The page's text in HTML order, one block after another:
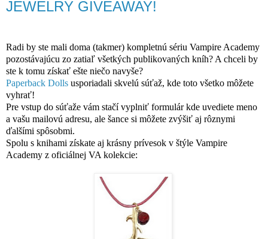
JEWELRY GIVEAWAY!
Radi by ste mali doma (takmer) kompletnú sériu Vampire Academy
pozostávajúcu zo zatiaľ všetkých publikovaných kníh? A chceli by
ste k tomu získať ešte niečo navyše?
Paperback Dolls usporiadali skvelú súťaž, kde toto všetko môžete
vyhrať!
Pre vstup do súťaže vám stačí vyplniť formulár kde uvediete meno
a vašu mailovú adresu, ale šance si môžete zvýšiť aj rôznymi
ďalšími spôsobmi.
Spolu s knihami získate aj krásny prívesok v štýle Vampire
Academy z oficiálnej VA kolekcie: